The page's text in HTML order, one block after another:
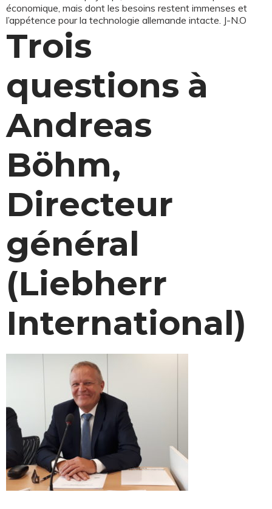
économique, mais dont les besoins restent immenses et
l’appétence pour la technologie allemande intacte. J-N.O
Trois
questions à
Andreas
Böhm,
Directeur
général
(Liebherr
International)